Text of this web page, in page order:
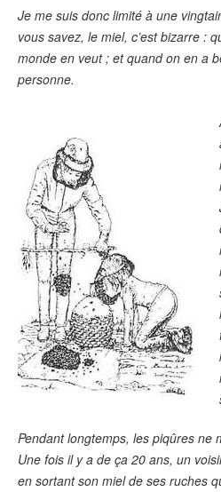
Je me suis donc limité à une
vous savez, le miel, c’est bizarre :
monde en veut ; et quand on en a
personne.
Pendant longtemps, les piqûres ne
Une fois il y a de ça 20 ans, un
en sortant son miel de ses ruches